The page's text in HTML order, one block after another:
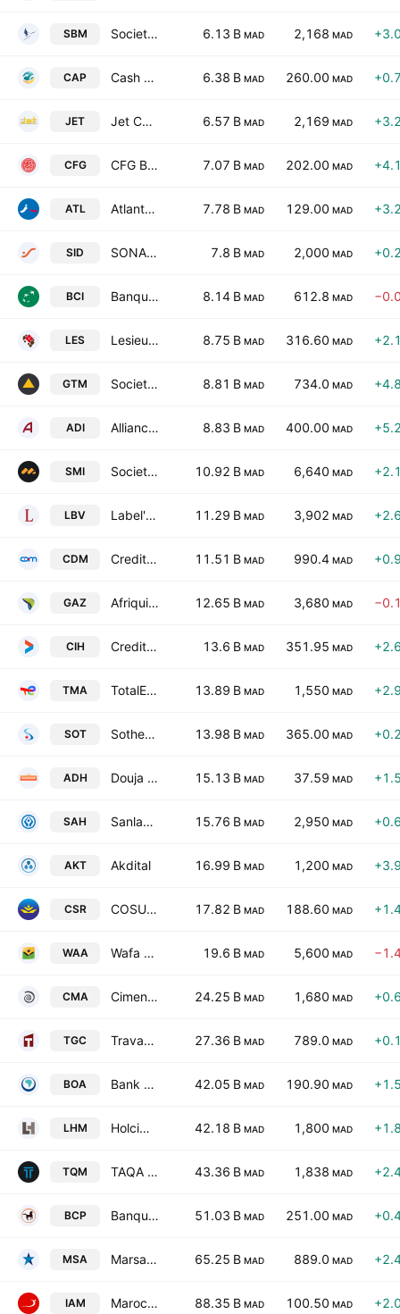
SBM Societe des Boissons du Maroc SA 6.13 B MAD 2,168 MAD
CAP Cash plus S.A 6.38 B MAD 260.00 MAD
JET Jet Contractors SA 6.57 B MAD 2,169 MAD
CFG CFG Bank SA Class A 7.07 B MAD 202.00 MAD
ATL AtlantaSanad 7.78 B MAD 129.00 MAD
SID SONASID SA 7.8 B MAD 2,000 MAD
BCI Banque Marocaine pour le Commerce et l'Industrie 8.14 B MAD 612.8 MAD
LES Lesieur Cristal SA 8.75 B MAD 316.60 MAD
GTM Societe Generale des Travaux du Maroc 8.81 B MAD 734.0 MAD
ADI Alliances Developpement Immobiliere (Ste) SA 8.83 B MAD 400.00 MAD
SMI Societe Metallurgique d'Imiter SA 10.92 B MAD 6,640 MAD
LBV Label'Vie SA 11.29 B MAD 3,902 MAD
CDM Credit du Maroc (Ste) SA 11.51 B MAD 990.4 MAD
GAZ Afriquia Gaz 12.65 B MAD 3,680 MAD
CIH Credit Immobilier et Hotelier SA 13.6 B MAD 351.95 MAD
TMA TotalEnergies Marketing Maroc 13.89 B MAD 1,550 MAD
SOT Sothema 13.98 B MAD 365.00 MAD
ADH Douja Promotion Groupe Addoha SA 15.13 B MAD 37.59 MAD
SAH Sanlam Maroc 15.76 B MAD 2,950 MAD
AKT Akdital 16.99 B MAD 1,200 MAD
CSR COSUMAR SA 17.82 B MAD 188.60 MAD
WAA Wafa Assurance SA 19.6 B MAD 5,600 MAD
CMA Ciments du Maroc SA 24.25 B MAD 1,680 MAD
TGC Travaux Generaux de Construction de Casablanca S.A. 27.36 B MAD 789.0 MAD
BOA Bank of Africa SA 42.05 B MAD 190.90 MAD
LHM Holcim Maroc S.A 42.18 B MAD 1,800 MAD
TQM TAQA Morocco SA 43.36 B MAD 1,838 MAD
BCP Banque Centrale Populaire SA 51.03 B MAD 251.00 MAD
MSA Marsa Maroc SA 65.25 B MAD 889.0 MAD
IAM Maroc Telecom SA 88.35 B MAD 100.50 MAD